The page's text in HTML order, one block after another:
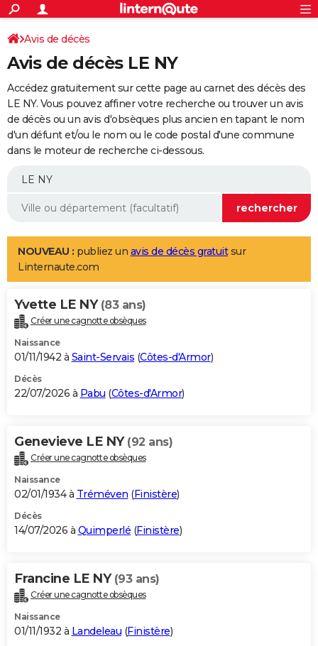
ACTUALITÉS
Politique
Société
Faits Divers
Education
Monde
Villes
+
SPORT
Coupe du monde 2026
Football
Tennis
Cyclisme
Rugby
Forum
Programme TV
TNTStreaming
Cinéma
Sorties cinéma
Musique
+FINANCE
Retraite
Impôts
Epargne
Immobilier
Risques naturels par ville
Banque
Assurance
Crédit
AUTO
Essais
Réserver un essai
Citadines
Berlines
SUV
Forum auto
+
Mobiles
Meilleur smartphone
Internet
Ordinateurs
Jeux vidéo
Guide high-tech
Aménagement intérieur
LIFESTYLE
Art de vivre
Bien-être
Loisirs
Mode
Modes de vie
Alimentation
Guide de la santé
Maladies
Médicaments
Sommeil
VOYAGE
Destinations
City break
Voyage nature
Voyage de noces
Forum
Climat
+PHOTO
GUIDES D'ACHAT
BONS PLANS
Carte de Noël
Carte Bonne année
Carte Saint-Valentin
Carte Pâques
Carte d'anniversaire
DICTIONNAIRE
Dictionnaire
Biographies
Citations
Expressions
Proverbes
PROGRAMME TV
S'inscrire
Se connecter
Lycées
Collèges
Primaires
Universités
Entreprises
Service militaire
Avis de recherche
AVIS DE DÉCÈS
Bricolage
Lifestyle
Culture
Sport
Auto
Television
Voyage
Cinema
Avis de décès
Avis de décès LE NY
Accédez gratuitement sur cette page au carnet des décès des
LE NY. Vous pouvez affiner votre recherche ou trouver un avis
de décès ou un avis d'obsèques plus ancien en tapant le nom
d'un défunt et/ou le nom ou le code postal d'une commune
dans le moteur de recherche ci-dessous.
NOUVEAU : publiez un avis de décès gratuitsur
Linternaute.com
Yvette LE NY (83 ans)
Créer une cagnotte obsèques
Naissance
01/11/1942 à Saint-Servais (Côtes-d'Armor)
Décès
22/07/2026 à Pabu (Côtes-d'Armor)
Genevieve LE NY (92 ans)
Créer une cagnotte obsèques
Naissance
02/01/1934 à Tréméven (Finistère)
Décès
14/07/2026 à Quimperlé (Finistère)
Francine LE NY (93 ans)
Créer une cagnotte obsèques
Naissance
01/11/1932 à Landeleau (Finistère)